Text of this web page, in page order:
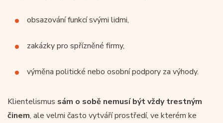
obsazování funkcí svými lidmi,
zakázky pro spřízněné firmy,
výměna politické nebo osobní podpory za výhody.
Klientelismus sám o sobě nemusí být vždy trestným
činem, ale velmi často vytváří prostředí, ve kterém ke